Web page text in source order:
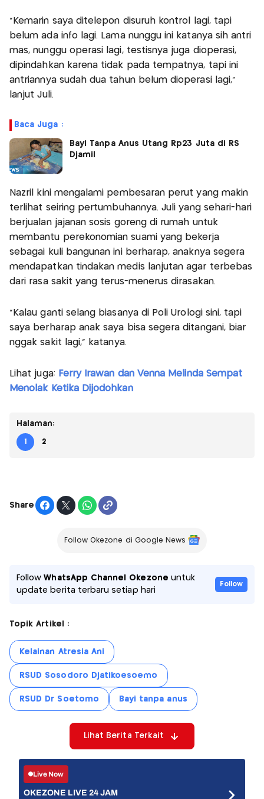
"Kemarin saya ditelepon disuruh kontrol lagi, tapi
belum ada info lagi. Lama nunggu ini katanya sih antri
mas, nunggu operasi lagi, testisnya juga dioperasi,
dipindahkan karena tidak pada tempatnya, tapi ini
antriannya sudah dua tahun belum dioperasi lagi,"
lanjut Juli.
Baca Juga :
Bayi Tanpa Anus Utang Rp23 Juta di RS
Djamil
Nazril kini mengalami pembesaran perut yang makin
terlihat seiring pertumbuhannya. Juli yang sehari-hari
berjualan jajanan sosis goreng di rumah untuk
membantu perekonomian suami yang bekerja
sebagai kuli bangunan ini berharap, anaknya segera
mendapatkan tindakan medis lanjutan agar terbebas
dari rasa sakit yang terus-menerus dirasakan.
"Kalau ganti selang biasanya di Poli Urologi sini, tapi
saya berharap anak saya bisa segera ditangani, biar
nggak sakit lagi," katanya.
Lihat juga: Ferry Irawan dan Venna Melinda Sempat
Menolak Ketika Dijodohkan
Halaman:
1 2
Share
Follow Okezone di Google News
FollowWhatsApp Channel Okezone untuk
update berita terbaru setiap hari
Follow
Topik Artikel :
Kelainan Atresia Ani
RSUD Sosodoro Djatikoesoemo
RSUD Dr Soetomo Bayi tanpa anus
Lihat Berita Terkait
Live Now
OKEZONE LIVE 24 JAM